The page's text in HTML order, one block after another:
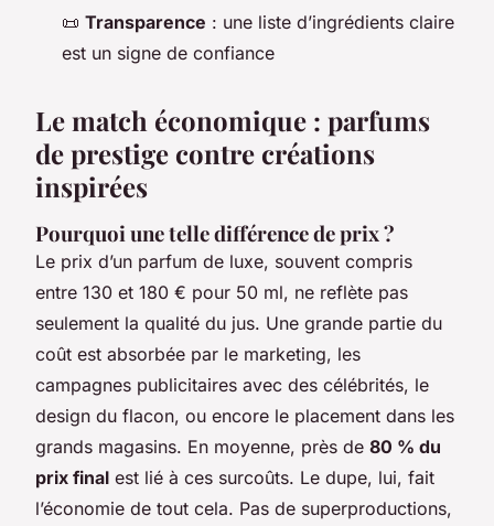
📜 Transparence : une liste d’ingrédients claire
est un signe de confiance
Le match économique : parfums
de prestige contre créations
inspirées
Pourquoi une telle différence de prix ?
Le prix d’un parfum de luxe, souvent compris
entre 130 et 180 € pour 50 ml, ne reflète pas
seulement la qualité du jus. Une grande partie du
coût est absorbée par le marketing, les
campagnes publicitaires avec des célébrités, le
design du flacon, ou encore le placement dans les
grands magasins. En moyenne, près de 80 % du
prix final est lié à ces surcoûts. Le dupe, lui, fait
l’économie de tout cela. Pas de superproductions,